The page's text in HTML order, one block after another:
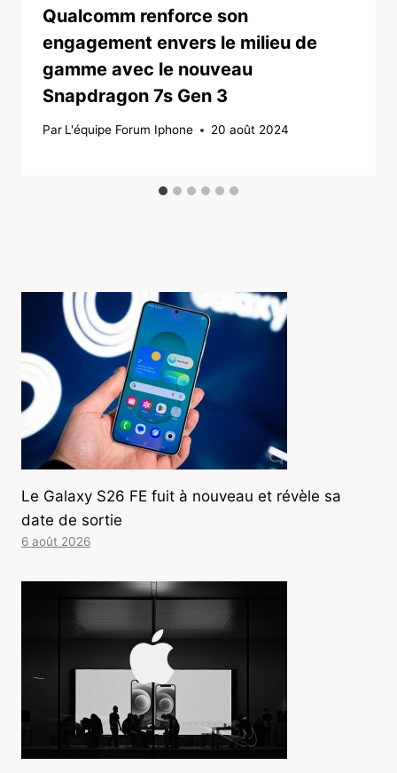
Qualcomm renforce son
engagement envers le milieu de
gamme avec le nouveau
Snapdragon 7s Gen 3
Par L'équipe Forum Iphone 20 août 2024
Le Galaxy S26 FE fuit à nouveau et révèle sa
date de sortie
6 août 2026